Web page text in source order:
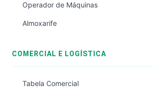
Operador de Máquinas
Almoxarife
COMERCIAL E LOGÍSTICA
Tabela Comercial